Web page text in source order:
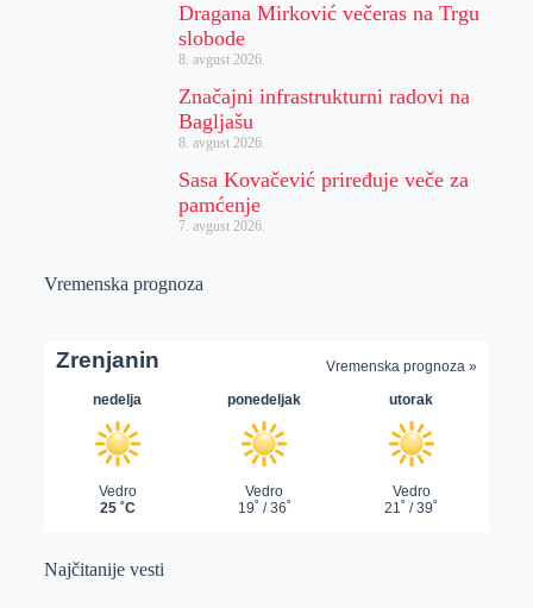
Dragana Mirković večeras na Trgu
slobode
8. avgust 2026.
Značajni infrastrukturni radovi na
Bagljašu
8. avgust 2026.
Sasa Kovačević priređuje veče za
pamćenje
7. avgust 2026.
Vremenska prognoza
Najčitanije vesti